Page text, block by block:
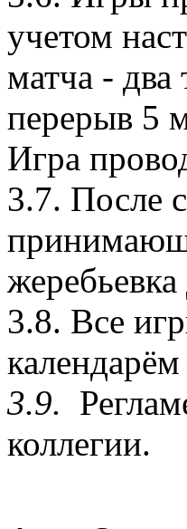
учетом
матча - два
перерыв 5
Игра
3.7. После
3.8. Все
3.9.
коллегии.